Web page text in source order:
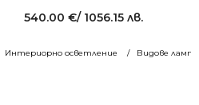
Интериорно осветление Видове
540.00 €/ 1056.15 лв.